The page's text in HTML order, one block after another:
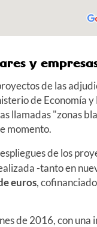
y
de las
de Economía
llamadas "zonas
momento.
de los
-tanto en
euros,
de 2016, con